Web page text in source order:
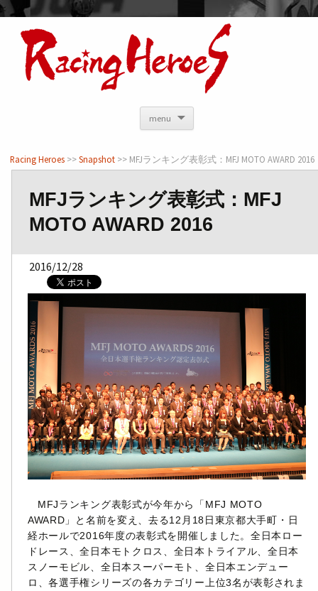
<
menu
Racing Heroes >>Snapshot >> MFJランキング表彰式：MFJ MOTO AWARD 2016
MFJランキング表彰式：MFJ
MOTO AWARD 2016
2016/12/28
MFJランキング表彰式が今年から「MFJ MOTO
AWARD」と名前を変え、去る12月18日東京都大手町・日
経ホールで2016年度の表彰式を開催しました。全日本ロー
ドレース、全日本モトクロス、全日本トライアル、全日本
スノーモビル、全日本スーパーモト、全日本エンデュー
ロ、各選手権シリーズの各カテゴリー上位3名が表彰されま